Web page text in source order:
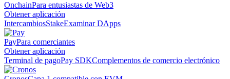
OnchainPara entusiastas de Web3
Obtener aplicación
IntercambiosStakeExaminar DApps
PayPara comerciantes
Obtener aplicación
Terminal de pagoPay SDKComplementos de comercio electrónico